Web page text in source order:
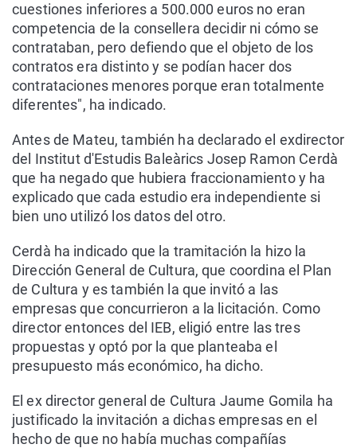
cuestiones inferiores a 500.000 euros no eran
competencia de la consellera decidir ni cómo se
contrataban, pero defiendo que el objeto de los
contratos era distinto y se podían hacer dos
contrataciones menores porque eran totalmente
diferentes", ha indicado.
Antes de Mateu, también ha declarado el exdirector
del Institut d'Estudis Baleàrics Josep Ramon Cerdà
que ha negado que hubiera fraccionamiento y ha
explicado que cada estudio era independiente si
bien uno utilizó los datos del otro.
Cerdà ha indicado que la tramitación la hizo la
Dirección General de Cultura, que coordina el Plan
de Cultura y es también la que invitó a las
empresas que concurrieron a la licitación. Como
director entonces del IEB, eligió entre las tres
propuestas y optó por la que planteaba el
presupuesto más económico, ha dicho.
El ex director general de Cultura Jaume Gomila ha
justificado la invitación a dichas empresas en el
hecho de que no había muchas compañías